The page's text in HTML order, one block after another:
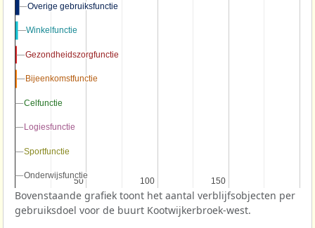
50
50 100
100 150
150
Overige gebruiksfunctie
Overige gebruiksfunctie
Winkelfunctie
Winkelfunctie
Gezondheidszorgfunctie
Gezondheidszorgfunctie
Bijeenkomstfunctie
Bijeenkomstfunctie
Celfunctie
Celfunctie
Logiesfunctie
Logiesfunctie
Sportfunctie
Sportfunctie
Onderwijsfunctie
Onderwijsfunctie
Bovenstaande grafiek toont het aantal verblijfsobjecten per
gebruiksdoel voor de buurt Kootwijkerbroek-west.